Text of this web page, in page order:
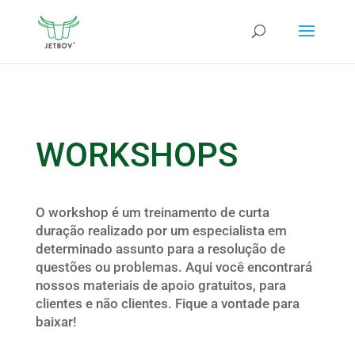
WORKSHOPS
O workshop é um treinamento de curta
duração realizado por um especialista em
determinado assunto para a resolução de
questões ou problemas. Aqui você encontrará
nossos materiais de apoio gratuitos, para
clientes e não clientes. Fique a vontade para
baixar!